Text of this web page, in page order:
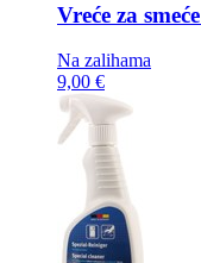
Vreće za smeće
Na zalihama
9,00 €